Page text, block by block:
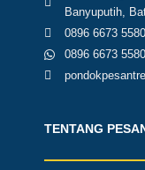
Banyuputih,
0896 6673 5580
0896 6673 5580
TENTANG